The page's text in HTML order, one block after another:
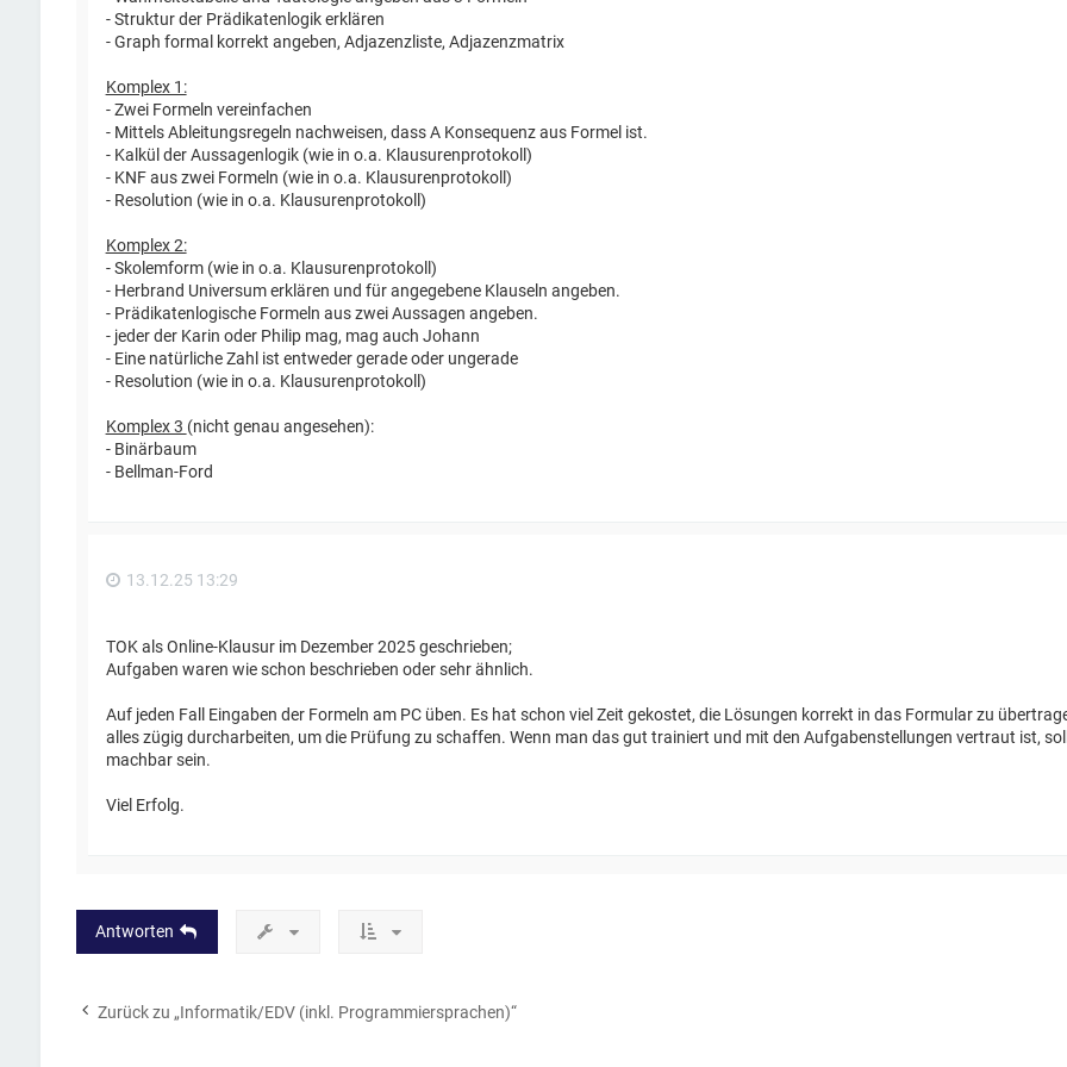
- Struktur der Prädikatenlogik erklären
- Graph formal korrekt angeben, Adjazenzliste, Adjazenzmatrix
Komplex 1:
- Zwei Formeln vereinfachen
- Mittels Ableitungsregeln nachweisen, dass A Konsequenz aus Formel ist.
- Kalkül der Aussagenlogik (wie in o.a. Klausurenprotokoll)
- KNF aus zwei Formeln (wie in o.a. Klausurenprotokoll)
- Resolution (wie in o.a. Klausurenprotokoll)
Komplex 2:
- Skolemform (wie in o.a. Klausurenprotokoll)
- Herbrand Universum erklären und für angegebene Klauseln angeben.
- Prädikatenlogische Formeln aus zwei Aussagen angeben.
- jeder der Karin oder Philip mag, mag auch Johann
- Eine natürliche Zahl ist entweder gerade oder ungerade
- Resolution (wie in o.a. Klausurenprotokoll)
Komplex 3 (nicht genau angesehen):
- Binärbaum
- Bellman-Ford
13.12.25 13:29
TOK als Online-Klausur im Dezember 2025 geschrieben;
Aufgaben waren wie schon beschrieben oder sehr ähnlich.
Auf jeden Fall Eingaben der Formeln am PC üben. Es hat schon viel Zeit gekostet, die Lösungen korrekt in das Formular zu
alles zügig durcharbeiten, um die Prüfung zu schaffen. Wenn man das gut trainiert und mit den Aufgabenstellungen vertraut ist,
machbar sein.
Viel Erfolg.
Antworten
Zurück zu „Informatik/EDV (inkl. Programmiersprachen)“